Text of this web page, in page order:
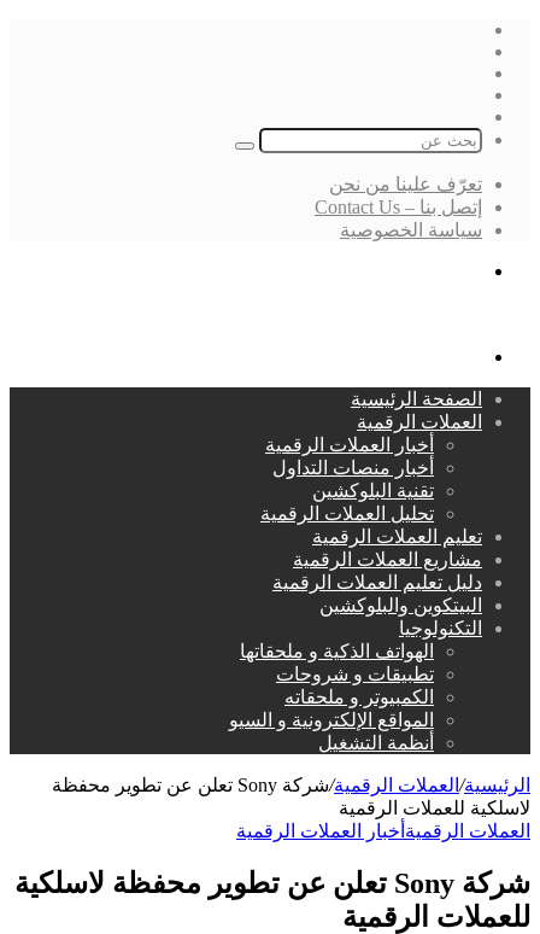
بحث
تعرّف علينا من نحن
إتصل بنا – Contact Us
سياسة الخصوصية
الصفحة الرئيسية
العملات الرقمية
أخبار العملات الرقمية
أخبار منصات التداول
تقنية البلوكشين
تحليل العملات الرقمية
تعليم العملات الرقمية
مشاريع العملات الرقمية
دليل تعليم العملات الرقمية
البيتكوين والبلوكشين
التكنولوجيا
الهواتف الذكية و ملحقاتها
تطبيقات و شروحات
الكمبيوتر و ملحقاته
المواقع الإلكترونية و السيو
أنظمة التشغيل
الرئيسية/ العملات الرقمية/
شركة Sony تعلن عن تطوير محفظة
لاسلكية للعملات الرقمية
العملات الرقمية أخبار العملات الرقمية
شركة Sony تعلن عن تطوير محفظة لاسلكية
للعملات الرقمية